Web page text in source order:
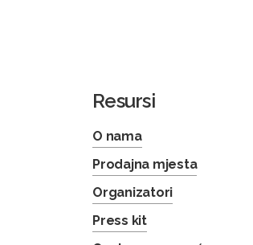
Resursi
O nama
Prodajna mjesta
Organizatori
Press kit